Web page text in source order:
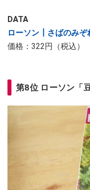
DATA
ローソン┃さばのみぞ
価格：322円（税込）
第8位 ローソン「